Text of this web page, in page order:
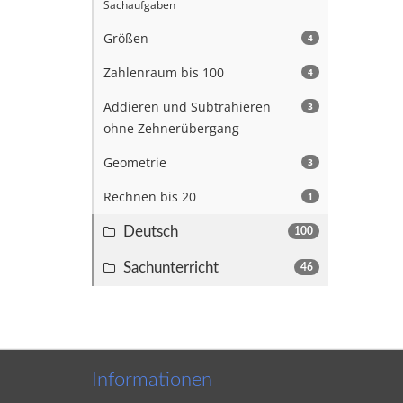
Sachaufgaben
4
Größen
4
Zahlenraum bis 100
3
Addieren und Subtrahieren
ohne Zehnerübergang
3
Geometrie
1
Rechnen bis 20
100
Deutsch
46
Sachunterricht
Informationen